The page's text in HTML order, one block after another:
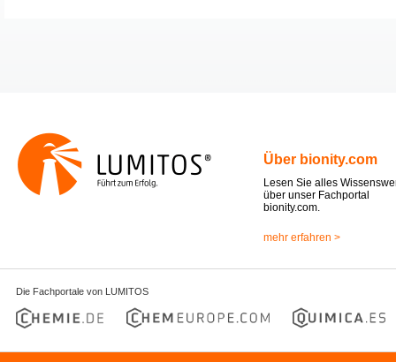
Über bionity.com
Lesen Sie alles
über unser Fachportal
bionity.com.
mehr erfahren >
Die Fachportale von LUMITOS